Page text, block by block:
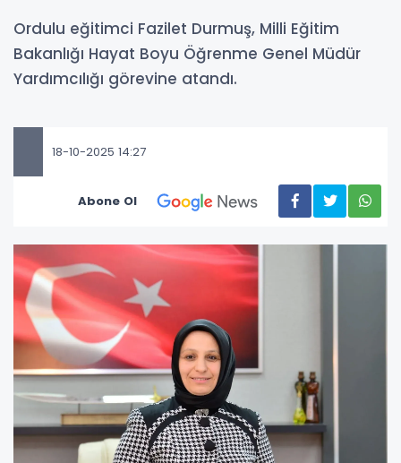
Ordulu eğitimci Fazilet Durmuş, Milli Eğitim
Bakanlığı Hayat Boyu Öğrenme Genel Müdür
Yardımcılığı görevine atandı.
18-10-2025 14:27
Abone Ol